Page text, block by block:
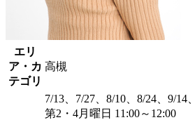
エリ
ア・カ
テゴリ
高槻
7/13、7/27、8/10、8/24、9/14
第2・4月曜日 11:00～12:00